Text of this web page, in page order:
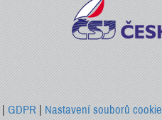
|GDPR |Nastavení souborů cookie